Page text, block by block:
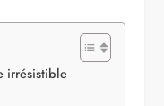
irrésistible